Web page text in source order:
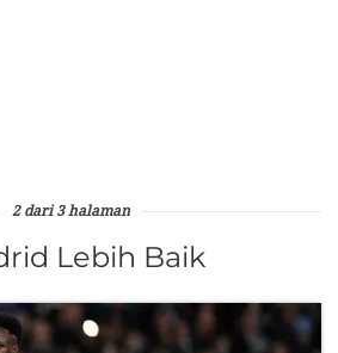
2 dari 3 halaman
Lebih Baik